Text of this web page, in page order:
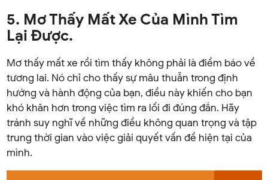
5. Mơ Thấy Mất Xe Của Mình Tìm
Lại Được.
Mơ thấy mất xe rồi tìm thấy không phải là điềm báo về
tương lai. Nó chỉ cho thấy sự mâu thuẫn trong định
hướng và hành động của bạn, điều này khiến cho bạn
khó khăn hơn trong việc tìm ra lối đi đúng đắn. Hãy
tránh suy nghĩ về những điều không quan trọng và tập
trung thời gian vào việc giải quyết vấn đề hiện tại của
mình.